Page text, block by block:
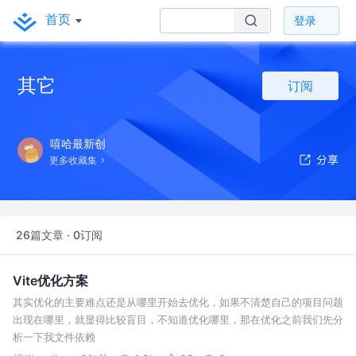
首页 登录
其它 订阅
嘻哈最新创
更多收藏集
26篇文章 · 0订阅
Vite优化方案
其实优化的主要难点还是从哪里开始去优化，如果不清楚自己的项目问题
出现在哪里，就显得比较盲目，不知道优化哪里，那在优化之前我们先分
析一下我文件依赖